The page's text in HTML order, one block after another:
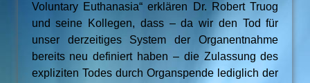
Voluntary Euthanasia“ erklären Dr. Robert Truog
und seine Kollegen, dass – da wir den Tod für
unser derzeitiges System der Organentnahme
bereits neu definiert haben – die Zulassung des
expliziten Todes durch Organspende lediglich der